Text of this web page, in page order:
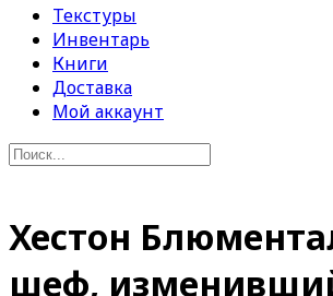
Текстуры
Инвентарь
Книги
Доставка
Мой аккаунт
Хестон
шеф,